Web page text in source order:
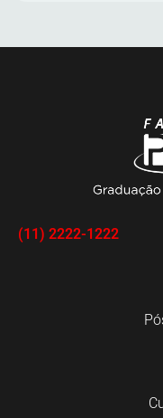
(11) 2222-1222